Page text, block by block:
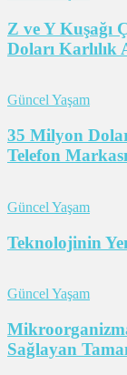
Z ve Y Kuşağı
Doları Karlılık
Güncel Yaşam
35 Milyon
Telefon Markası
Güncel Yaşam
Teknolojinin
Güncel Yaşam
Sağlayan